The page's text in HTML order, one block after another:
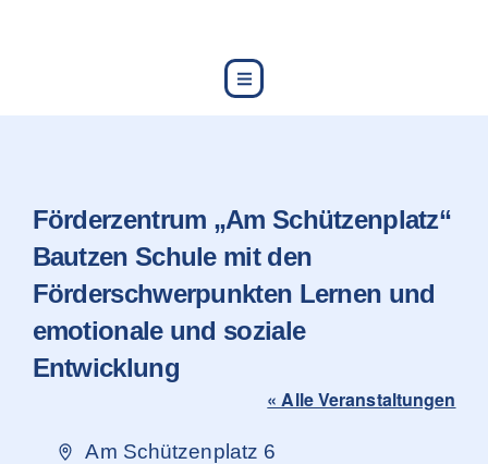
Förderzentrum „Am Schützenplatz“
Bautzen Schule mit den
Förderschwerpunkten Lernen und
emotionale und soziale
Entwicklung
« Alle Veranstaltungen
Adresse
Am Schützenplatz 6